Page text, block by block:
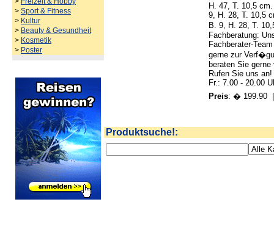
> Sport & Fitness
> Kultur
> Beauty & Gesundheit
> Kosmetik
> Poster
H. 47, T. 10,5
9, H. 28, T. 10,5
B. 9, H. 28, T.
Fachberatung:
Fachberater-
gerne zur
beraten Sie
Rufen Sie uns
Fr.: 7.00 - 20.00
Preis: � 199.90||
Produktsuche!: